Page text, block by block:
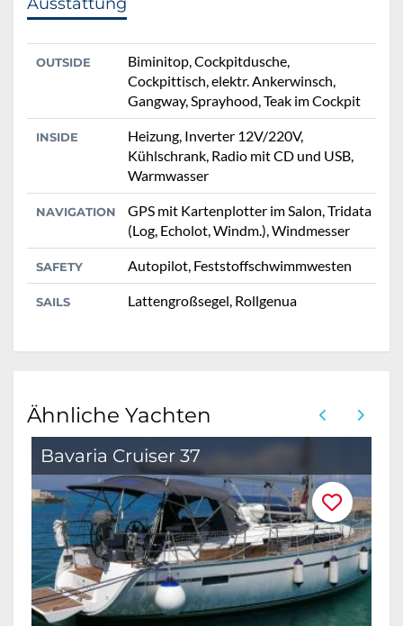
OUTSIDE
Biminitop, Cockpitdusche,
Cockpittisch, elektr. Ankerwinsch,
Gangway, Sprayhood, Teak im Cockpit
INSIDE
Heizung, Inverter 12V/220V,
Kühlschrank, Radio mit CD und USB,
Warmwasser
NAVIGATION
GPS mit Kartenplotter im Salon, Tridata
(Log, Echolot, Windm.), Windmesser
SAFETY Autopilot, Feststoffschwimmwesten
SAILS Lattengroßsegel, Rollgenua
Ähnliche Yachten
Bavaria Cruiser 37